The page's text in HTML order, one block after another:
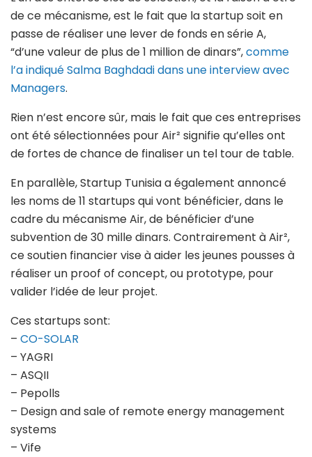
de ce mécanisme, est le fait que la startup soit en
passe de réaliser une lever de fonds en série A,
“d’une valeur de plus de 1 million de dinars”,comme
l’a indiqué Salma Baghdadi dans une interview avec
Managers.
Rien n’est encore sûr, mais le fait que ces entreprises
ont été sélectionnées pour Air² signifie qu’elles ont
de fortes de chance de finaliser un tel tour de table.
En parallèle, Startup Tunisia a également annoncé
les noms de 11 startups qui vont bénéficier, dans le
cadre du mécanisme Air, de bénéficier d’une
subvention de 30 mille dinars. Contrairement à Air²,
ce soutien financier vise à aider les jeunes pousses à
réaliser un proof of concept, ou prototype, pour
valider l’idée de leur projet.
Ces startups sont:
– CO-SOLAR
– YAGRI
– ASQII
– Pepolls
– Design and sale of remote energy management
systems
– Vife